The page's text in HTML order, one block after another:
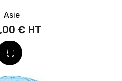
Asie
€